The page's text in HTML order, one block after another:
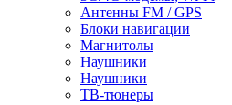
Антенны FM / GPS
Блоки навигации
Магнитолы
Наушники
Наушники
ТВ-тюнеры